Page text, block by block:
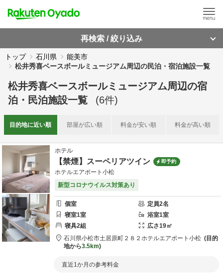
再検索 / 絞り込み
トップ 石川県
能美市
松井秀喜ベースボールミュージアム周辺の民泊・宿泊施設一覧
松井秀喜ベースボールミュージアム周辺の宿
泊・民泊施設一覧
(6件)
目的地に近い順 部屋が広い順 料金が安い順 料金が高い順
ホテル
【禁煙】スーペリアツイン 即予約
ホテルエアポート小松
新型コロナウイルス対策あり
個室 定員2名
寝室1室 浴室1室
寝具2組 広さ19㎡
石川県小松市土居原町２８２ ホテルエアポート小松
目的
地から3.5km
直近1か月の参考料金